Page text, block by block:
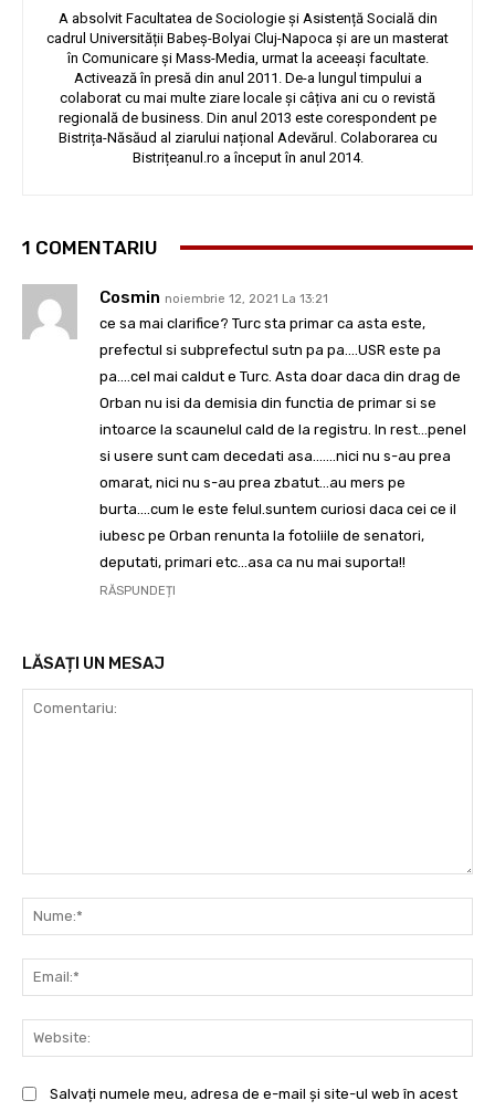
A absolvit Facultatea de Sociologie și Asistență Socială din
cadrul Universității Babeș-Bolyai Cluj-Napoca și are un masterat
în Comunicare și Mass-Media, urmat la aceeași facultate.
Activează în presă din anul 2011. De-a lungul timpului a
colaborat cu mai multe ziare locale și câțiva ani cu o revistă
regională de business. Din anul 2013 este corespondent pe
Bistrița-Năsăud al ziarului național Adevărul. Colaborarea cu
Bistrițeanul.ro a început în anul 2014.
1 COMENTARIU
Cosmin noiembrie 12, 2021 La 13:21
ce sa mai clarifice? Turc sta primar ca asta este,
prefectul si subprefectul sutn pa pa….USR este pa
pa….cel mai caldut e Turc. Asta doar daca din drag de
Orban nu isi da demisia din functia de primar si se
intoarce la scaunelul cald de la registru. In rest…penel
si usere sunt cam decedati asa…….nici nu s-au prea
omarat, nici nu s-au prea zbatut…au mers pe
burta….cum le este felul.suntem curiosi daca cei ce il
iubesc pe Orban renunta la fotoliile de senatori,
deputati, primari etc…asa ca nu mai suporta!!
RĂSPUNDEȚI
LĂSAȚI UN MESAJ
Salvați numele meu, adresa de e-mail și site-ul web în acest